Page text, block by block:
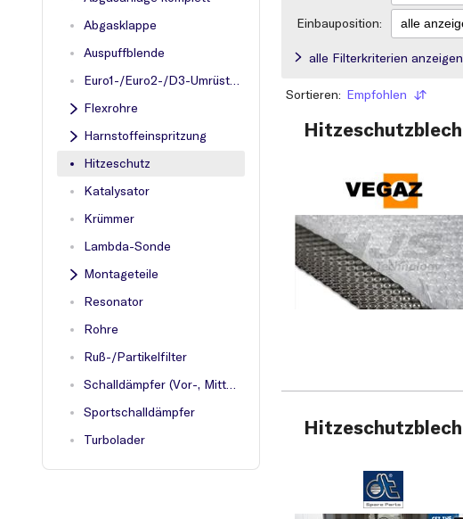
Abgasklappe
Auspuffblende
Euro1-/Euro2-/D3-Umrüstung
Flexrohre
Harnstoffeinspritzung
Hitzeschutz
Katalysator
Krümmer
Lambda-Sonde
Montageteile
Resonator
Rohre
Ruß-/Partikelfilter
Schalldämpfer (Vor-, Mittel-, End-)
Sportschalldämpfer
Turbolader
Einbauposition:
alle Filterkriterien anzeigen
Sortieren: Empfohlen
Sortieren
Hitzeschutzblech
Hitzeschutzblech